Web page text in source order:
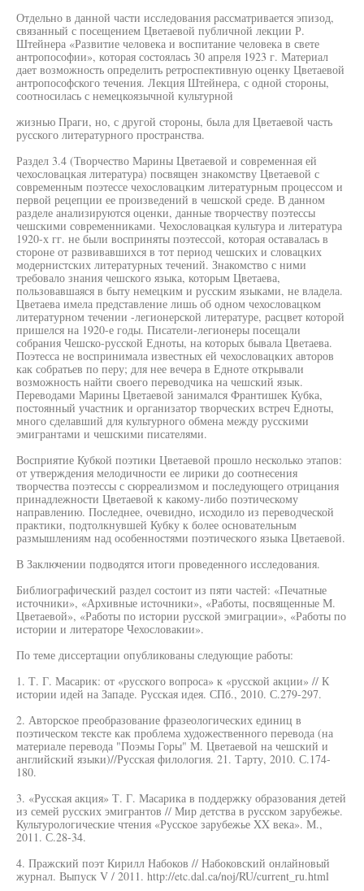
Отдельно в данной части исследования рассматривается эпизод,
связанный с посещением Цветаевой публичной лекции Р.
Штейнера «Развитие человека и воспитание человека в свете
антропософии», которая состоялась 30 апреля 1923 г. Материал
дает возможность определить ретроспективную оценку Цветаевой
антропософского течения. Лекция Штейнера, с одной стороны,
соотносилась с немецкоязычной культурной
жизнью Праги, но, с другой стороны, была для Цветаевой часть
русского литературного пространства.
Раздел 3.4 (Творчество Марины Цветаевой и современная ей
чехословацкая литература) посвящен знакомству Цветаевой с
современным поэтессе чехословацким литературным процессом и
первой рецепции ее произведений в чешской среде. В данном
разделе анализируются оценки, данные творчеству поэтессы
чешскими современниками. Чехословацкая культура и литература
1920-х гг. не были восприняты поэтессой, которая оставалась в
стороне от развивавшихся в тот период чешских и словацких
модернистских литературных течений. Знакомство с ними
требовало знания чешского языка, которым Цветаева,
пользовавшаяся в быту немецким и русским языками, не владела.
Цветаева имела представление лишь об одном чехословацком
литературном течении -легионерской литературе, расцвет которой
пришелся на 1920-е годы. Писатели-легионеры посещали
собрания Чешско-русской Едноты, на которых бывала Цветаева.
Поэтесса не воспринимала известных ей чехословацких авторов
как собратьев по перу; для нее вечера в Едноте открывали
возможность найти своего переводчика на чешский язык.
Переводами Марины Цветаевой занимался Франтишек Кубка,
постоянный участник и организатор творческих встреч Едноты,
много сделавший для культурного обмена между русскими
эмигрантами и чешскими писателями.
Восприятие Кубкой поэтики Цветаевой прошло несколько этапов:
от утверждения мелодичности ее лирики до соотнесения
творчества поэтессы с сюрреализмом и последующего отрицания
принадлежности Цветаевой к какому-либо поэтическому
направлению. Последнее, очевидно, исходило из переводческой
практики, подтолкнувшей Кубку к более основательным
размышлениям над особенностями поэтического языка Цветаевой.
В Заключении подводятся итоги проведенного исследования.
Библиографический раздел состоит из пяти частей: «Печатные
источники», «Архивные источники», «Работы, посвященные М.
Цветаевой», «Работы по истории русской эмиграции», «Работы по
истории и литераторе Чехословакии».
По теме диссертации опубликованы следующие работы:
1. Т. Г. Масарик: от «русского вопроса» к «русской акции» // К
истории идей на Западе. Русская идея. СПб., 2010. С.279-297.
2. Авторское преобразование фразеологических единиц в
поэтическом тексте как проблема художественного перевода (на
материале перевода "Поэмы Горы" М. Цветаевой на чешский и
английский языки)//Русская филология. 21. Тарту, 2010. С.174-
180.
3. «Русская акция» Т. Г. Масарика в поддержку образования детей
из семей русских эмигрантов // Мир детства в русском зарубежье.
Культурологические чтения «Русское зарубежье XX века». М.,
2011. С.28-34.
4. Пражский поэт Кирилл Набоков // Набоковский онлайновый
журнал. Выпуск V / 2011. http://etc.dal.ca/noj/RU/current_ru.html